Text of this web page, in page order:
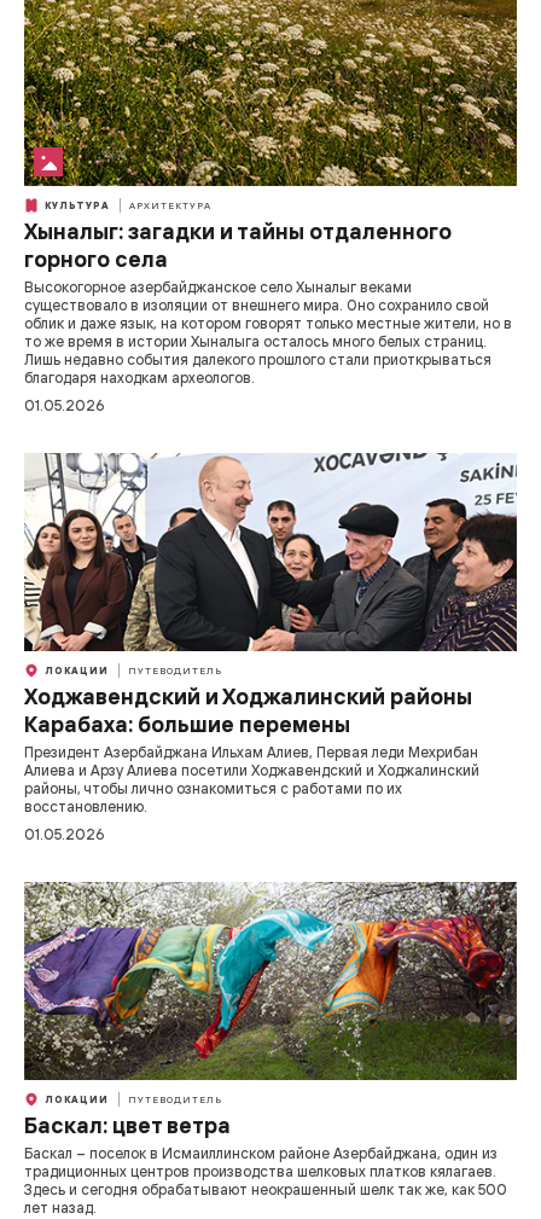
КУЛЬТУРА АРХИТЕКТУРА
Хыналыг: загадки и тайны отдаленного
горного села
Высокогорное азербайджанское село Хыналыг веками
существовало в изоляции от внешнего мира. Оно сохранило свой
облик и даже язык, на котором говорят только местные жители, но в
то же время в истории Хыналыга осталось много белых страниц.
Лишь недавно события далекого прошлого стали приоткрываться
благодаря находкам археологов.
01.05.2026
ЛОКАЦИИ ПУТЕВОДИТЕЛЬ
Ходжавендский и Ходжалинский районы
Карабаха: большие перемены
Президент Азербайджана Ильхам Алиев, Первая леди Мехрибан
Алиева и Арзу Алиева посетили Ходжавендский и Ходжалинский
районы, чтобы лично ознакомиться с работами по их
восстановлению.
01.05.2026
ЛОКАЦИИ ПУТЕВОДИТЕЛЬ
Баскал: цвет ветра
Баскал – поселок в Исмаиллинском районе Азербайджана, один из
традиционных центров производства шелковых платков кялагаев.
Здесь и сегодня обрабатывают неокрашенный шелк так же, как 500
лет назад.